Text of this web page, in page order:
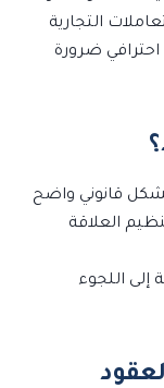
التجارية
احترافي ضرورة
قانوني واضح
العلاقة
إلى اللجوء